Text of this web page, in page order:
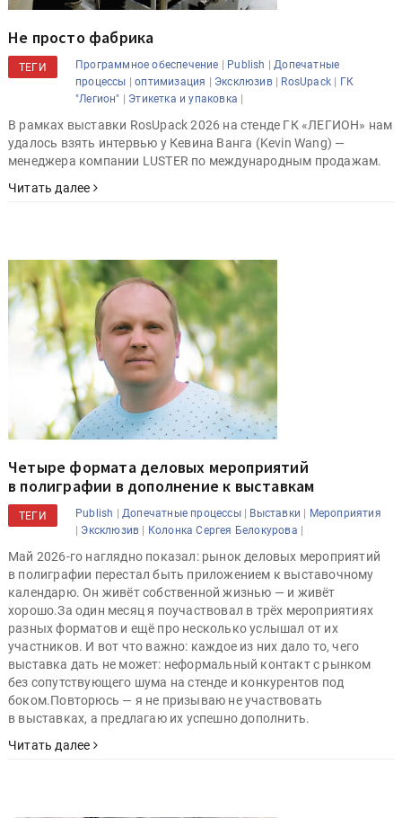
Не просто фабрика
ТЕГИ Программное обеспечение | Publish |Допечатные
процессы |оптимизация | Эксклюзив| RosUpack | ГК
"Легион" | Этикетка и упаковка |
В рамках выставки RosUpack 2026 на стенде ГК «ЛЕГИОН» нам
удалось взять интервью у Кевина Ванга (Kevin Wang) —
менеджера компании LUSTER по международным продажам.
Читать далее
Четыре формата деловых мероприятий
в полиграфии в дополнение к выставкам
ТЕГИ Publish |Допечатные процессы| Выставки | Мероприятия
| Эксклюзив | Колонка Сергея Белокурова |
Май 2026-го наглядно показал: рынок деловых мероприятий
в полиграфии перестал быть приложением к выставочному
календарю. Он живёт собственной жизнью — и живёт
хорошо.За один месяц я поучаствовал в трёх мероприятиях
разных форматов и ещё про несколько услышал от их
участников. И вот что важно: каждое из них дало то, чего
выставка дать не может: неформальный контакт с рынком
без сопутствующего шума на стенде и конкурентов под
боком.Повторюсь — я не призываю не участвовать
в выставках, а предлагаю их успешно дополнить.
Читать далее